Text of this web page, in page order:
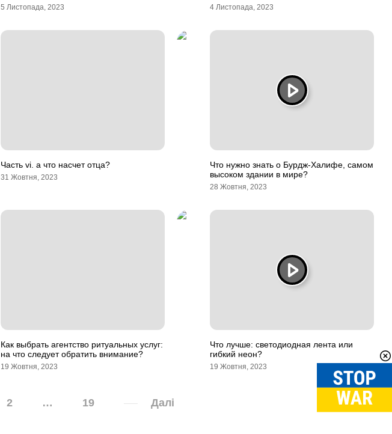
5 Листопада, 2023 4 Листопада, 2023
Часть vi. а что насчет отца?
31 Жовтня, 2023
Что нужно знать о Бурдж-Халифе, самом
высоком здании в мире?
28 Жовтня, 2023
Как выбрать агентство ритуальных услуг:
на что следует обратить внимание?
19 Жовтня, 2023
Что лучше: светодиодная лента или
гибкий неон?
19 Жовтня, 2023
2 … 19 Далі